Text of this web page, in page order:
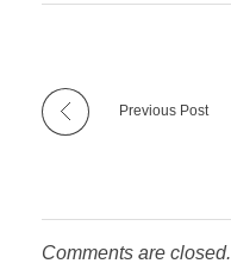
Previous Post
Comments are closed.